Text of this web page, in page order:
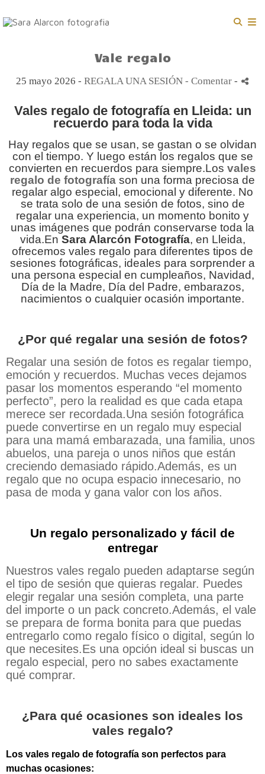
Vale regalo
25 mayo 2026 - REGALA UNA SESIÓN - Comentar -
Vales regalo de fotografía en Lleida: un
recuerdo para toda la vida
Hay regalos que se usan, se gastan o se olvidan
con el tiempo. Y luego están los regalos que se
convierten en recuerdos para siempre.Los vales
regalo de fotografía son una forma preciosa de
regalar algo especial, emocional y diferente. No
se trata solo de una sesión de fotos, sino de
regalar una experiencia, un momento bonito y
unas imágenes que podrán conservarse toda la
vida.En Sara Alarcón Fotografía, en Lleida,
ofrecemos vales regalo para diferentes tipos de
sesiones fotográficas, ideales para sorprender a
una persona especial en cumpleaños, Navidad,
Día de la Madre, Día del Padre, embarazos,
nacimientos o cualquier ocasión importante.
¿Por qué regalar una sesión de fotos?
Regalar una sesión de fotos es regalar tiempo,
emoción y recuerdos. Muchas veces dejamos
pasar los momentos esperando “el momento
perfecto”, pero la realidad es que cada etapa
merece ser recordada.Una sesión fotográfica
puede convertirse en un regalo muy especial
para una mamá embarazada, una familia, unos
abuelos, una pareja o unos niños que están
creciendo demasiado rápido.Además, es un
regalo que no ocupa espacio innecesario, no
pasa de moda y gana valor con los años.
Un regalo personalizado y fácil de
entregar
Nuestros vales regalo pueden adaptarse según
el tipo de sesión que quieras regalar. Puedes
elegir regalar una sesión completa, una parte
del importe o un pack concreto.Además, el vale
se prepara de forma bonita para que puedas
entregarlo como regalo físico o digital, según lo
que necesites.Es una opción ideal si buscas un
regalo especial, pero no sabes exactamente
qué comprar.
¿Para qué ocasiones son ideales los
vales regalo?
Los vales regalo de fotografía son perfectos para
muchas ocasiones: